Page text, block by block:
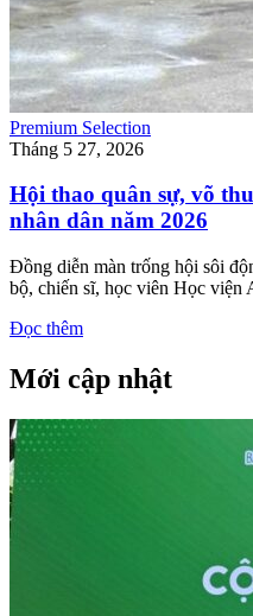
Premium Selection
Tháng 5 27, 2026
Hội thao quân sự, võ
nhân dân năm 2026
Đồng diễn màn trống hội sôi
bộ, chiến sĩ, học viên Học
Đọc thêm
Mới cập nhật